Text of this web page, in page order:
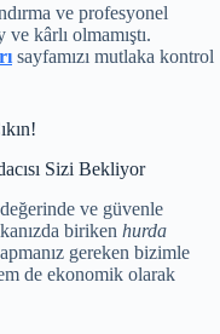
ve profesyonel
kârlı olmamıştı.
sayfamızı mutlaka kontrol
Sizi Bekliyor
ve güvenle
biriken hurda
gereken bizimle
de ekonomik olarak